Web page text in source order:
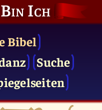
Ich
Bibel
Suche